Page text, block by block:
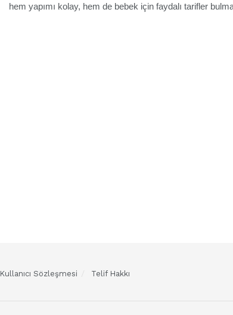
hem yapımı kolay, hem de bebek için faydalı tarifler
Kullanıcı Sözleşmesi Telif Hakkı